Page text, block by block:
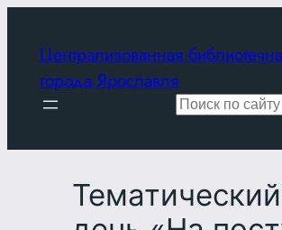
содержимому
Централизованная
города Ярославля
Поиск
Тематический